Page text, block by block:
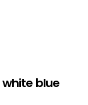
blue